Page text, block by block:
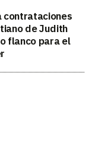
contrataciones
de Judith
flanco para el